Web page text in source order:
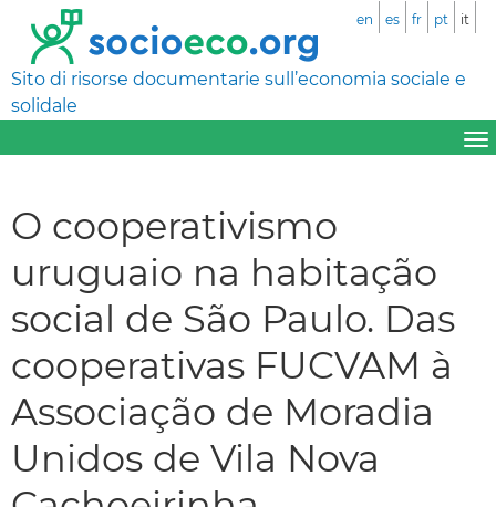
Sito di risorse documentarie sull’economia sociale e
solidale
en es fr pt it
O cooperativismo
uruguaio na habitação
social de São Paulo. Das
cooperativas FUCVAM à
Associação de Moradia
Unidos de Vila Nova